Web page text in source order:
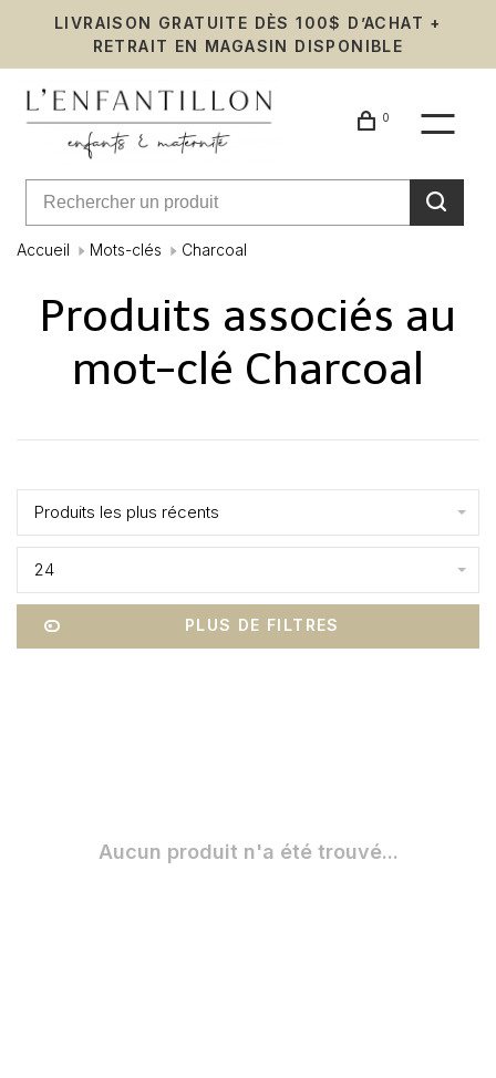
LIVRAISON GRATUITE DÈS 100$ D’ACHAT +
RETRAIT EN MAGASIN DISPONIBLE
0
Accueil Mots-clés Charcoal
Produits associés au
mot-clé Charcoal
Produits les plus récents
24
PLUS DE FILTRES
Aucun produit n'a été trouvé...